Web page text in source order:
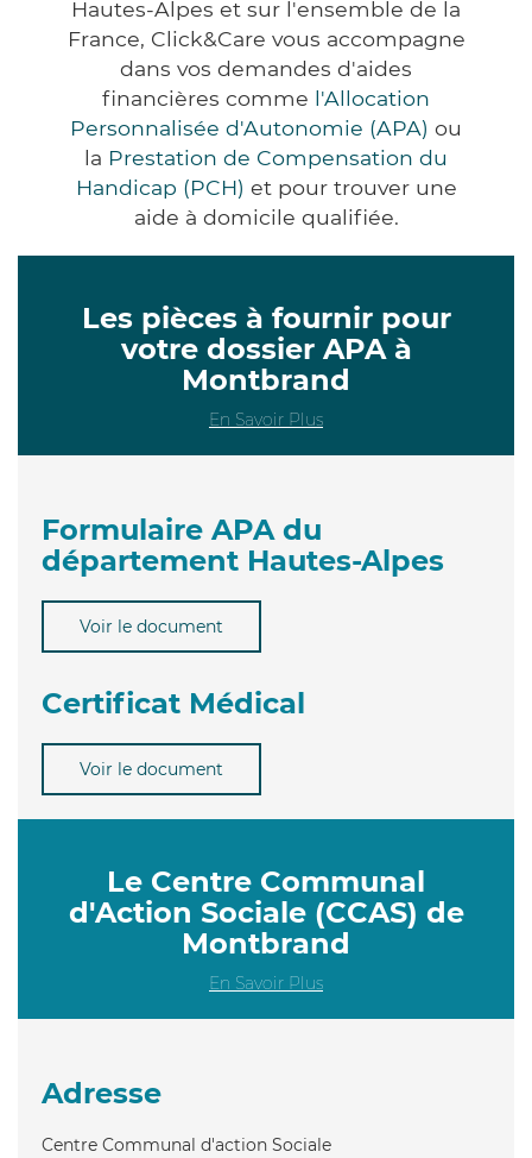
Hautes-Alpes et sur l'ensemble de la
France, Click&Care vous accompagne
dans vos demandes d'aides
financières comme l'Allocation
Personnalisée d'Autonomie (APA) ou
la Prestation de Compensation du
Handicap (PCH) et pour trouver une
aide à domicile qualifiée.
Les pièces à fournir pour
votre dossier APA à
Montbrand
En Savoir Plus
Formulaire APA du
département Hautes-Alpes
Voir le document
Certificat Médical
Voir le document
Le Centre Communal
d'Action Sociale (CCAS) de
Montbrand
En Savoir Plus
Adresse
Centre Communal d'action Sociale